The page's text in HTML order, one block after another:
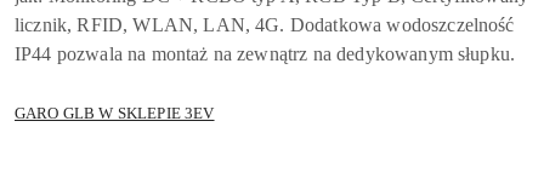
licznik, RFID, WLAN, LAN, 4G. Dodatkowa wodoszczelność
IP44 pozwala na montaż na zewnątrz na dedykowanym słupku.
GARO GLB W SKLEPIE 3EV